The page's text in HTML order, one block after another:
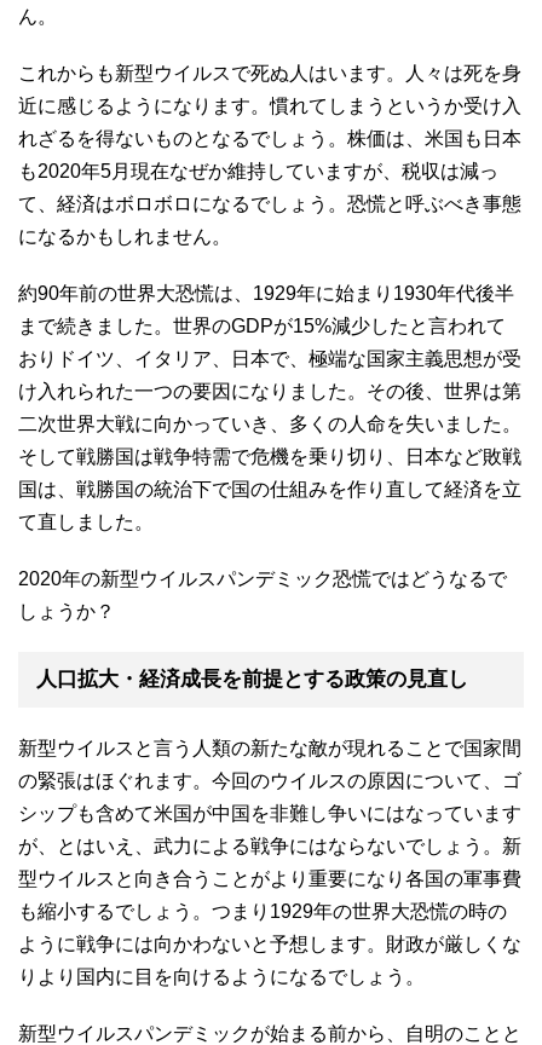
ん。
これからも新型ウイルスで死ぬ人はいます。人々は死を身
近に感じるようになります。慣れてしまうというか受け入
れざるを得ないものとなるでしょう。株価は、米国も日本
も2020年5月現在なぜか維持していますが、税収は減っ
て、経済はボロボロになるでしょう。恐慌と呼ぶべき事態
になるかもしれません。
約90年前の世界大恐慌は、1929年に始まり1930年代後半
まで続きました。世界のGDPが15%減少したと言われて
おりドイツ、イタリア、日本で、極端な国家主義思想が受
け入れられた一つの要因になりました。その後、世界は第
二次世界大戦に向かっていき、多くの人命を失いました。
そして戦勝国は戦争特需で危機を乗り切り、日本など敗戦
国は、戦勝国の統治下で国の仕組みを作り直して経済を立
て直しました。
2020年の新型ウイルスパンデミック恐慌ではどうなるで
しょうか？
人口拡大・経済成長を前提とする政策の見直し
新型ウイルスと言う人類の新たな敵が現れることで国家間
の緊張はほぐれます。今回のウイルスの原因について、ゴ
シップも含めて米国が中国を非難し争いにはなっています
が、とはいえ、武力による戦争にはならないでしょう。新
型ウイルスと向き合うことがより重要になり各国の軍事費
も縮小するでしょう。つまり1929年の世界大恐慌の時の
ように戦争には向かわないと予想します。財政が厳しくな
りより国内に目を向けるようになるでしょう。
新型ウイルスパンデミックが始まる前から、自明のことと